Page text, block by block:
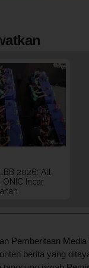
2026: All
ONIC Incar
Pemberitaan Media
berita yang